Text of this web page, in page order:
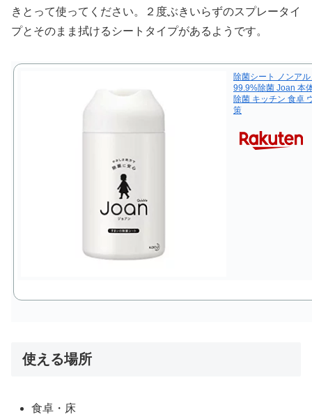
きとって使ってください。２度ぶきいらずのスプレータイ
プとそのまま拭けるシートタイプがあるようです。
除菌シート ノンア
99.9%除菌 Joan 本
除菌 キッチン 食卓
策
使える場所
食卓・床